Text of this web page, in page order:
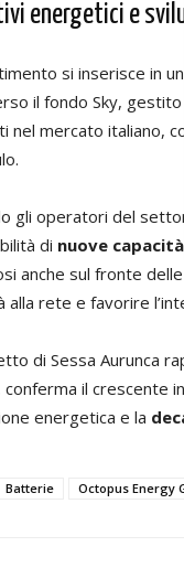
energetici e
si inserisce in
il fondo Sky,
nel mercato italiano,
gli operatori del
di nuove
anche sul fronte
alla rete e favorire
di Sessa Aurunca
conferma il crescente
energetica e la
Batterie Octopus Energy